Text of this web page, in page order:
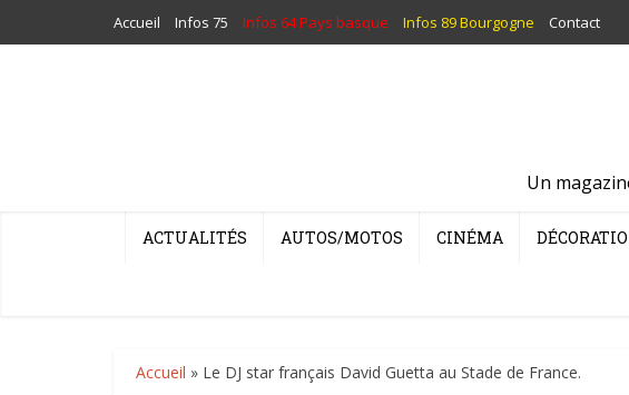
Accueil Infos 75 Infos 64 Pays basque Infos 89 Bourgogne Contact
Un
ACTUALITÉS AUTOS/MOTOS CINÉMA
Accueil » Le DJ star français David Guetta au Stade de France.